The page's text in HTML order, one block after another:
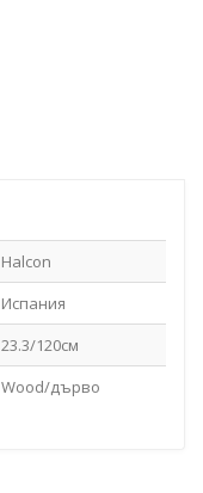
Halcon
Испания
23.3/120см
Wооd/дърво